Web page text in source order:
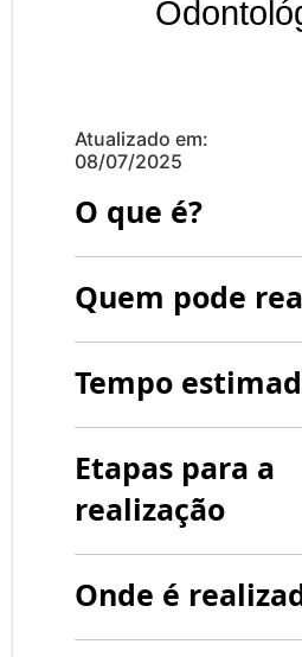
Atualizado em:
08/07/2025
O que é?
Quem pode
Tempo
Etapas para a
realização
Onde é